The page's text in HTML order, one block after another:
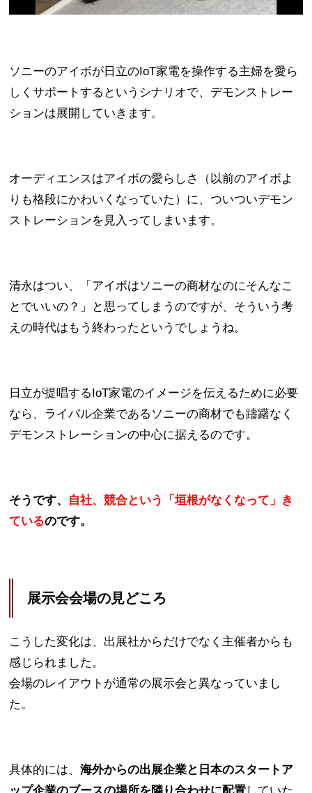
ソニーのアイボが日立のIoT家電を操作する主婦を愛ら
しくサポートするというシナリオで、デモンストレー
ションは展開していきます。
オーディエンスはアイボの愛らしさ（以前のアイボよ
りも格段にかわいくなっていた）に、ついついデモン
ストレーションを見入ってしまいます。
清永はつい、「アイボはソニーの商材なのにそんなこ
とでいいの？」と思ってしまうのですが、そういう考
えの時代はもう終わったというでしょうね。
日立が提唱するIoT家電のイメージを伝えるために必要
なら、ライバル企業であるソニーの商材でも躊躇なく
デモンストレーションの中心に据えるのです。
そうです、 自社、競合という「垣根がなくなって」き
ているのです。
展示会会場の見どころ
こうした変化は、出展社からだけでなく主催者からも
感じられました。
会場のレイアウトが通常の展示会と異なっていまし
た。
具体的には、海外からの出展企業と日本のスタートア
ップ企業のブースの場所を隣り合わせに配置していた